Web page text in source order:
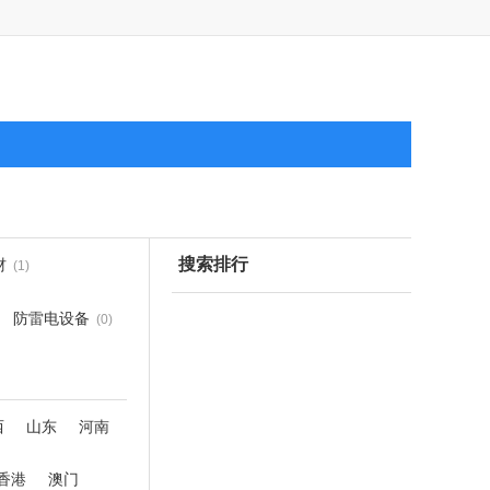
(1)
防雷电设备 (0)
山东 河南
港 澳门
搜索排行